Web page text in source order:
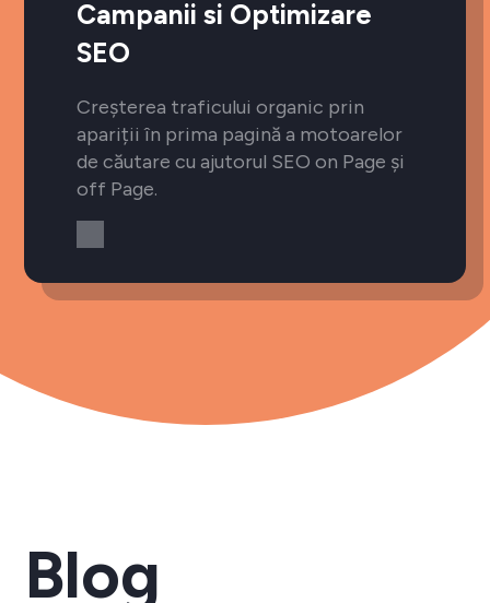
Campanii si Optimizare
SEO
Creșterea traficului organic prin
apariții în prima pagină a motoarelor
de căutare cu ajutorul SEO on Page și
off Page.
Blog